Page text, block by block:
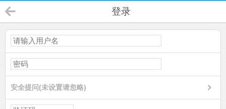
登录
安全提问(未设置请忽略)